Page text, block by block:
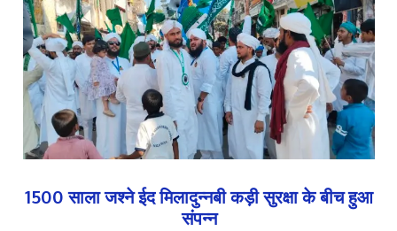
1500 साला जश्ने ईद मिलादुन्नबी कड़ी सुरक्षा के बीच हुआ
संपन्न